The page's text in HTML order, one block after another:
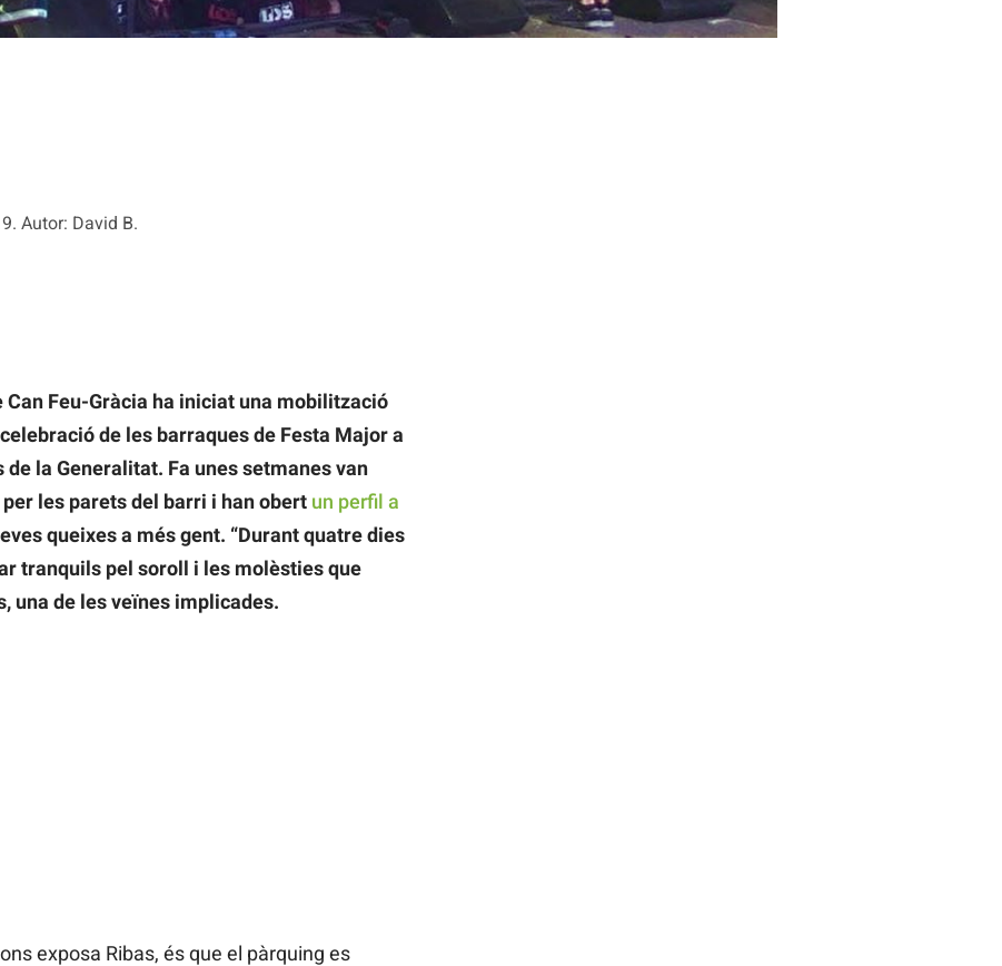
Autor: David B.
Can Feu-Gràcia ha iniciat una mobilització
de les barraques de Festa Major a
la Generalitat. Fa unes setmanes van
les parets del barri i han obert un perfil a
queixes a més gent. “Durant quatre dies
tranquils pel soroll i les molèsties que
una de les veïnes implicades.
exposa Ribas, és que el pàrquing es